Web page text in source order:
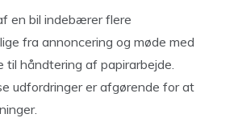
en bil indebærer flere
fra annoncering og møde med
til håndtering af papirarbejde.
udfordringer er afgørende for at